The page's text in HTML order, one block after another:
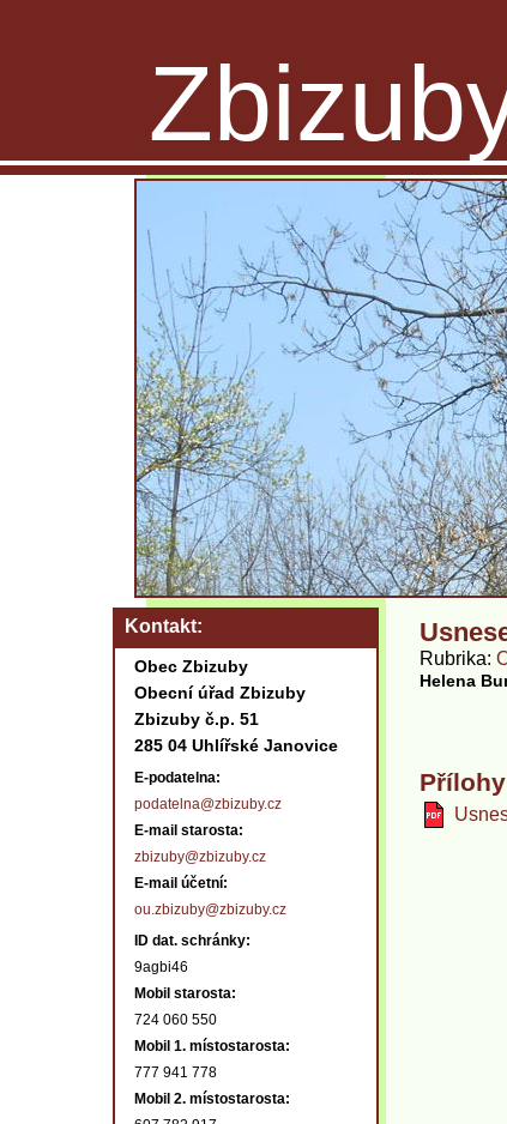
Rubrika
Helena
Přílohy
Kontakt
Obec Zbizuby
Obecní úřad Zbizuby
Zbizuby č.p. 51
285 04 Uhlířské Janovice
E-podatelna:
podatelna@zbizuby.cz
E-mail starosta:
zbizuby@zbizuby.cz
E-mail účetní:
ou.zbizuby@zbizuby.cz
ID dat. schránky:
9agbi46
Mobil starosta:
724 060 550
Mobil 1. místostarosta:
777 941 778
Mobil 2. místostarosta: